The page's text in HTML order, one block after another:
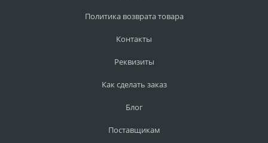
Политика возврата товара
Контакты
Реквизиты
Как сделать заказ
Блог
Поставщикам